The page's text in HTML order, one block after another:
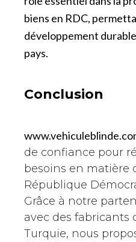
biens en RDC,
développement
pays.
Conclusion
de confiance pour
besoins en matière
République
Grâce à notre
avec des fabricants
Turquie, nous